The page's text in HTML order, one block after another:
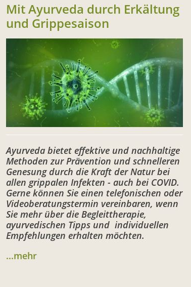
Mit Ayurveda durch Erkältung
und Grippesaison
Ayurveda bietet effektive und nachhaltige
Methoden zur Prävention und schnelleren
Genesung durch die Kraft der Natur bei
allen grippalen Infekten - auch bei COVID.
Gerne können Sie einen telefonischen oder
Videoberatungstermin vereinbaren, wenn
Sie mehr über die Begleittherapie,
ayurvedischen Tipps und individuellen
Empfehlungen erhalten möchten.
...mehr